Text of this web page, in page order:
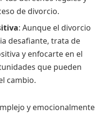
de divorcio.
: Aunque el divorcio
desafiante, trata de
y enfocarte en el
que pueden
cambio.
y emocionalmente